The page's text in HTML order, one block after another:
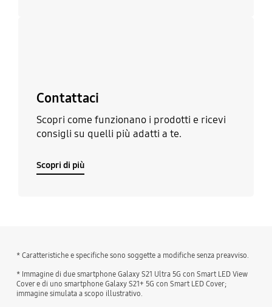
Contattaci
Scopri come funzionano i prodotti e ricevi
consigli su quelli più adatti a te.
Scopri di più
* Caratteristiche e specifiche sono soggette a modifiche senza preavviso.
* Immagine di due smartphone Galaxy S21 Ultra 5G con Smart LED View
Cover e di uno smartphone Galaxy S21+ 5G con Smart LED Cover;
immagine simulata a scopo illustrativo.